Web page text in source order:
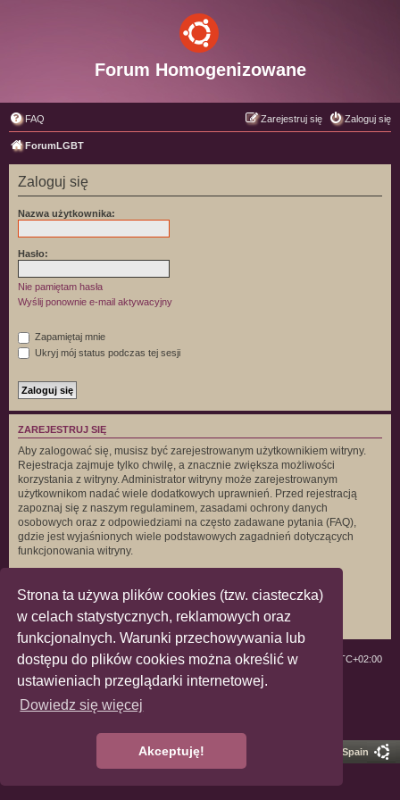
Strona ta używa plików cookies (tzw. ciasteczka)
w celach statystycznych, reklamowych oraz
funkcjonalnych. Warunki przechowywania lub
dostępu do plików cookies można określić w
ustawieniach przeglądarki internetowej.
Dowiedz się więcej
Akceptuję!
Forum Homogenizowane
FAQ Zaloguj się
Zarejestruj się
ForumLGBT
Zaloguj się
Nazwa użytkownika:
Hasło:
Nie pamiętam hasła
Wyślij ponownie e-mail aktywacyjny
Zapamiętaj mnie
Ukryj mój status podczas tej sesji
ZAREJESTRUJ SIĘ
Aby zalogować się, musisz być zarejestrowanym użytkownikiem witryny.
Rejestracja zajmuje tylko chwilę, a znacznie zwiększa możliwości
korzystania z witryny. Administrator witryny może zarejestrowanym
użytkownikom nadać wiele dodatkowych uprawnień. Przed rejestracją
zapoznaj się z naszym regulaminem, zasadami ochrony danych
osobowych oraz z odpowiedziami na często zadawane pytania (FAQ),
gdzie jest wyjaśnionych wiele podstawowych zagadnień dotyczących
funkcjonowania witryny.
Zarejestruj się
ForumLGBT Strefa czasowa UTC+02:00
Technologię dostarcza
® Forum Software © phpBB Limited
Polski pakiet językowy dostarcza
Pro Ubuntu Lucid Style phpBB Spain